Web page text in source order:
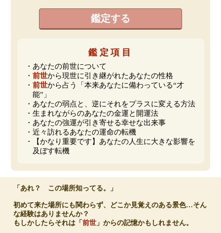
鑑定する
鑑定項目
・あなたの前世について
・ 前世から現世に引き継がれたあなたの性格
・ 前世から占う「本来あなたに備わっている“才
能”」
・あなたの弱点と、逆にそれをプラスに変える方法
・生まれながらのあなたの金運と開運法
・あなたの強運が引き寄せる幸せな出来事
・近々訪れるあなたの運命の転機
・【かなり重要です】あなたの人生に大きな影響を
及ぼす転機
「あれ？ この場所知ってる。」
初めて来た場所にも関わらず、どこか見覚えのある景色…そん
な経験はありませんか？
もしかしたらそれは「前世」からの記憶かもしれません。